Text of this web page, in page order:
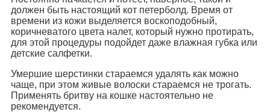
должен быть настоящий кот петерболд. Время от
времени из кожи выделяется воскоподобный,
коричневатого цвета налет, который нужно протирать,
для этой процедуры подойдет даже влажная губка или
детские салфетки.
Умершие шерстинки стараемся удалять как можно
чаще, при этом живые волоски стараемся не трогать.
Применять бритву на кошке настоятельно не
рекомендуется.